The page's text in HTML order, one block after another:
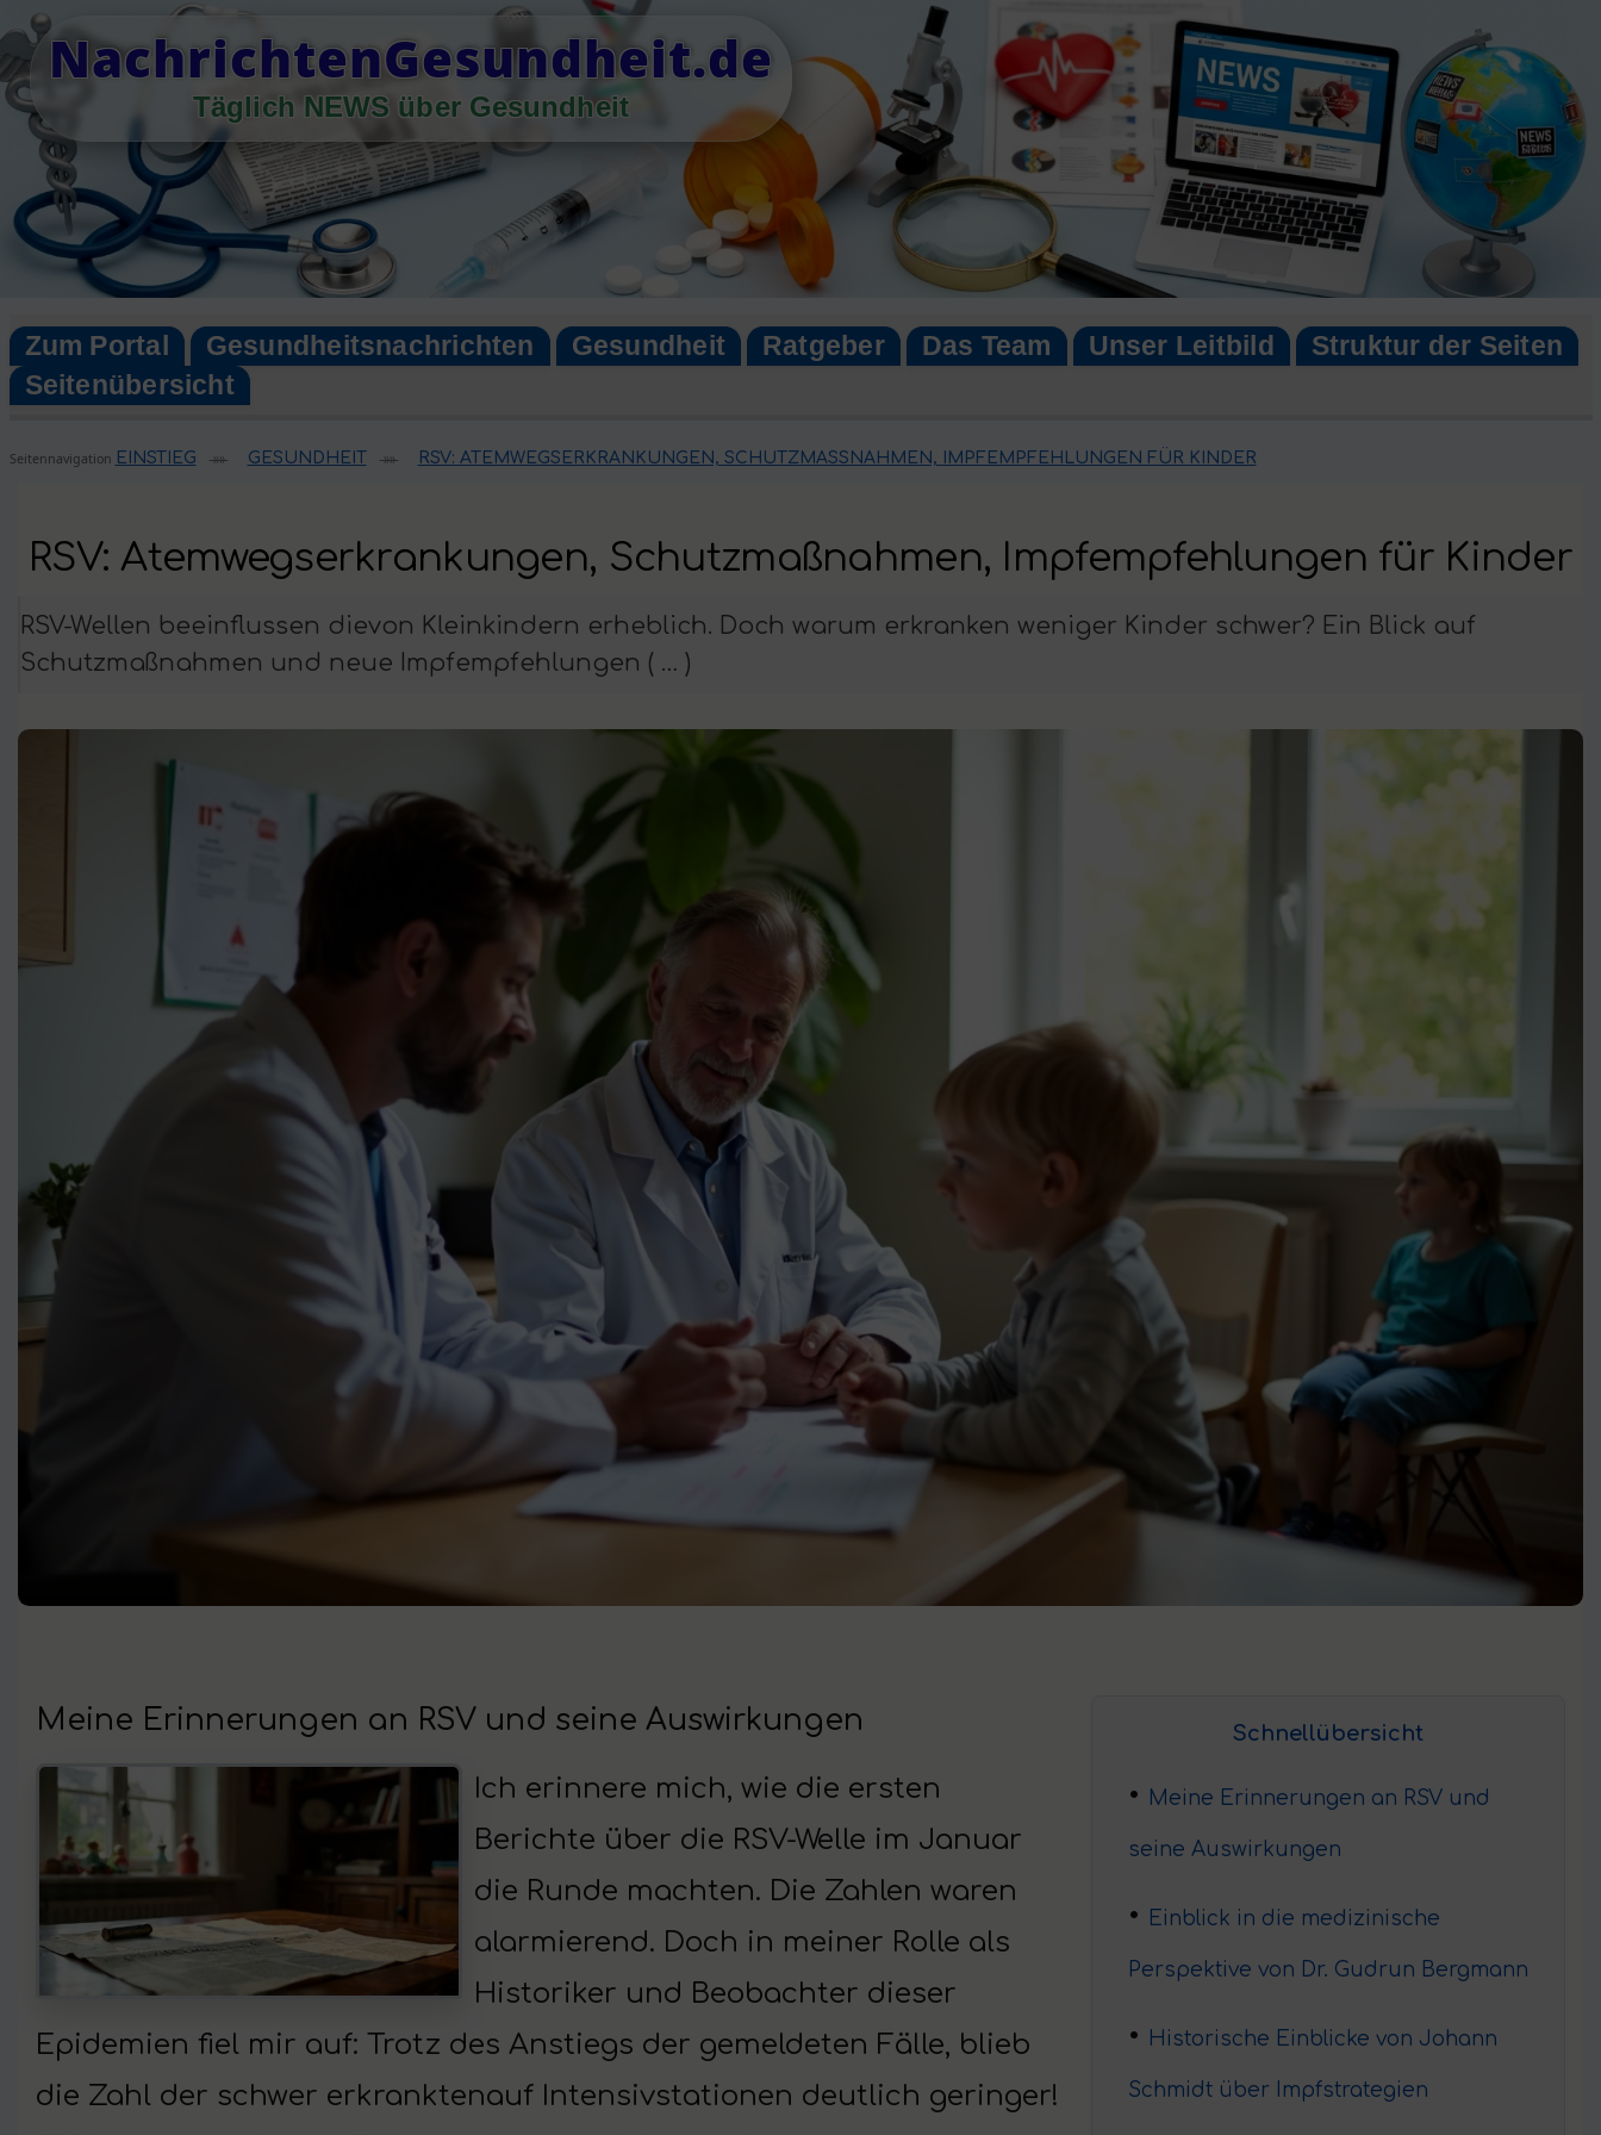
Skip
content
NachrichtenGesundheit.de
Täglich NEWS über Gesundheit
Zum Portal Gesundheitsnachrichten Gesundheit Ratgeber Das Team Unser Leitbild
Struktur der Seiten
Seitenübersicht
Seitennavigation EINSTIEG »» GESUNDHEIT »» RSV: ATEMWEGSERKRANKUNGEN, SCHUTZMASSNAHMEN, IMPFEMPFEHLUNGEN FÜR KINDER
RSV: Atemwegserkrankungen, Schutzmaßnahmen, Impfempfehlungen für Kinder
RSV-Wellen beeinflussen dievon Kleinkindern erheblich. Doch warum erkranken weniger Kinder schwer? Ein Blick auf
Schutzmaßnahmen und neue Impfempfehlungen ( … )
Schnellübersicht
Meine Erinnerungen an RSV und
seine Auswirkungen
Einblick in die medizinische
Perspektive von Dr. Gudrun Bergmann
Historische Einblicke von Johann
Schmidt über Impfstrategien
Meine Erinnerungen an RSV und seine Auswirkungen
Ich erinnere mich, wie die ersten
Berichte über die RSV-Welle im Januar
die Runde machten. Die Zahlen waren
alarmierend. Doch in meiner Rolle als
Historiker und Beobachter dieser
Epidemien fiel mir auf: Trotz des Anstiegs der gemeldeten Fälle, blieb
die Zahl der schwer erkranktenauf Intensivstationen deutlich geringer!